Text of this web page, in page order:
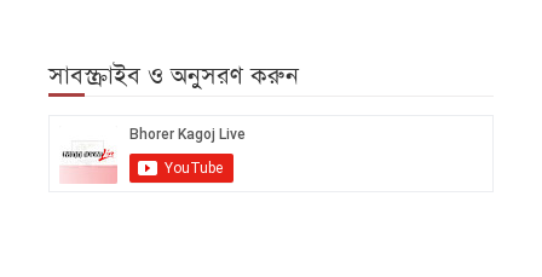
সাবস্ক্রাইব ও অনুসরণ করুন